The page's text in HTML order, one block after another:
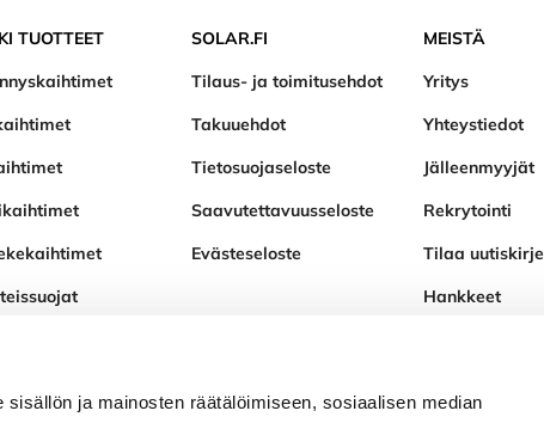
ja mainosten räätälöimiseen, sosiaalisen median
TUOTTEET
SOLAR.FI
Tilaus- ja toimitusehdot
Takuuehdot
Tietosuojaseloste
Saavutettavuusseloste
Evästeseloste
MEISTÄ
Yritys
Yhteystiedot
Jälleenmyyjät
Rekrytointi
Tilaa uutiskirje
Hankkeet